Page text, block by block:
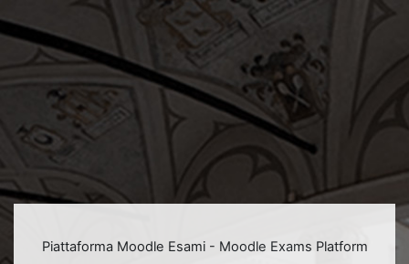
Vai al contenuto principale
Piattaforma Moodle Esami - Moodle Exams Platform